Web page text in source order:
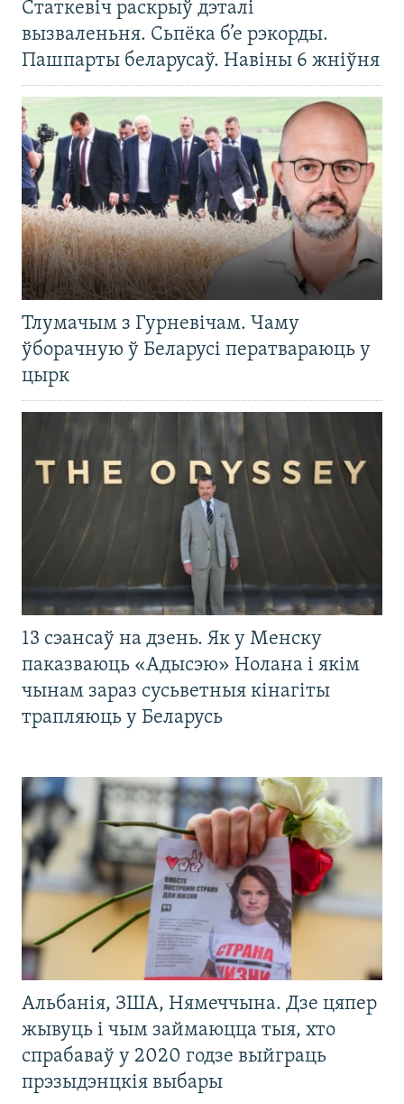
Статкевіч раскрыў дэталі
вызваленьня. Сьпёка б’е рэкорды.
Пашпарты беларусаў. Навіны 6 жніўня
Тлумачым з Гурневічам. Чаму
ўборачную ў Беларусі ператвараюць у
цырк
13 сэансаў на дзень. Як у Менску
паказваюць «Адысэю» Нолана і якім
чынам зараз сусьветныя кінагіты
трапляюць у Беларусь
Альбанія, ЗША, Нямеччына. Дзе цяпер
жывуць і чым займаюцца тыя, хто
спрабаваў у 2020 годзе выйграць
прэзыдэнцкія выбары